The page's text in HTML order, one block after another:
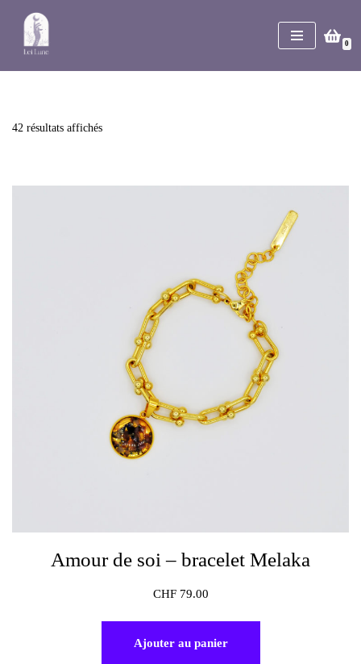
Aller
0
42 résultats affichés
Amour de soi – bracelet Melaka
CHF79.00
Ajouter au panier